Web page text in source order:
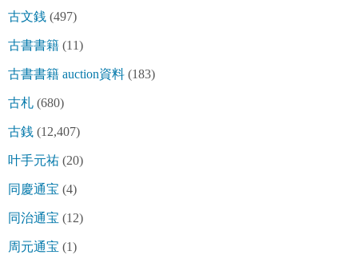
古文銭 (497)
古書書籍 (11)
古書書籍 auction資料 (183)
古札 (680)
古銭 (12,407)
叶手元祐 (20)
同慶通宝 (4)
同治通宝 (12)
周元通宝 (1)